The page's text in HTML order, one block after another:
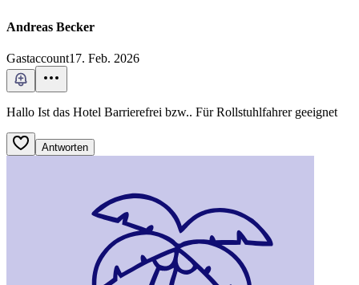
Andreas Becker
Gastaccount17. Feb. 2026
Hallo Ist das Hotel Barrierefrei bzw.. Für Rollstuhlfahrer geeignet
Antworten